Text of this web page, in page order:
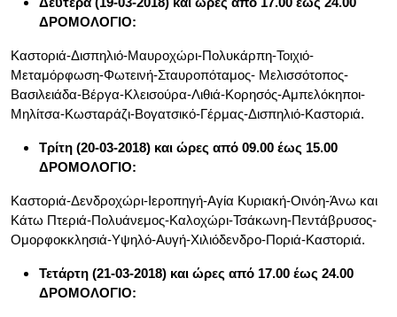
ΔΡΟΜΟΛΟΓΙΟ:
Καστοριά-Δισπηλιό-Μαυροχώρι-Πολυκάρπη-Τοιχιό-
Μεταμόρφωση-Φωτεινή-Σταυροπόταμος- Μελισσότοπος-
Βασιλειάδα-Βέργα-Κλεισούρα-Λιθιά-Κορησός-Αμπελόκηποι-
Μηλίτσα-Κωσταράζι-Βογατσικό-Γέρμας-Δισπηλιό-Καστοριά.
Τρίτη (20-03-2018) και ώρες από 09.00 έως 15.00
ΔΡΟΜΟΛΟΓΙΟ:
Καστοριά-Δενδροχώρι-Ιεροπηγή-Αγία Κυριακή-Οινόη-Άνω και
Κάτω Πτεριά-Πολυάνεμος-Καλοχώρι-Τσάκωνη-Πεντάβρυσος-
Ομορφοκκλησιά-Υψηλό-Αυγή-Χιλιόδενδρο-Ποριά-Καστοριά.
Τετάρτη (21-03-2018) και ώρες από 17.00 έως 24.00
ΔΡΟΜΟΛΟΓΙΟ: